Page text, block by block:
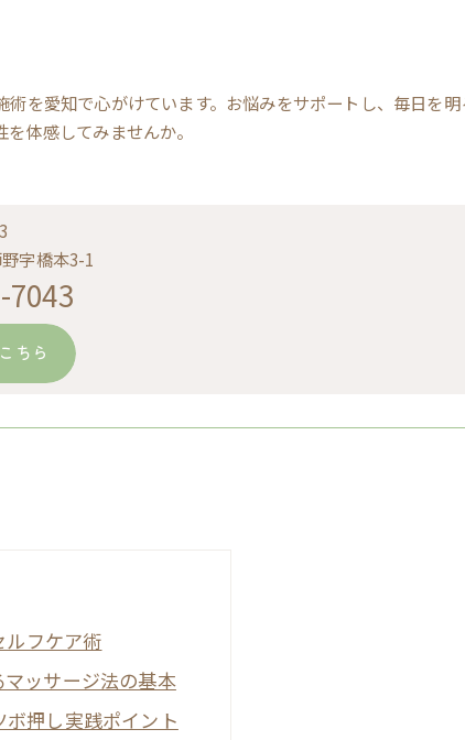
を愛知で心がけています。お悩みをサポートし、毎日を明
体感してみませんか。
字橋本3-1
7043
ちら
ルフケア術
ッサージ法の基本
押し実践ポイント